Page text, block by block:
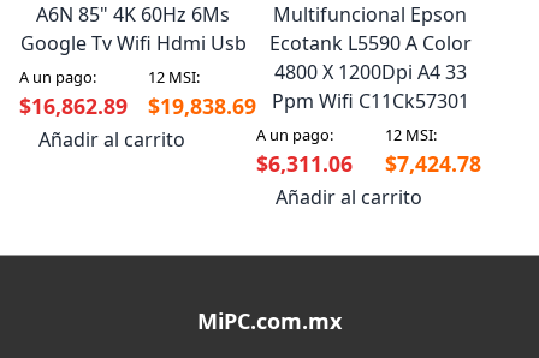
A6N 85" 4K 60Hz 6Ms
Google Tv Wifi Hdmi Usb
A un pago: 12 MSI:
$16,862.89 $19,838.69
Añadir al carrito
Multifuncional Epson
Ecotank L5590 A Color
4800 X 1200Dpi A4 33
Ppm Wifi C11Ck57301
A un pago: 12 MSI:
$6,311.06 $7,424.78
Añadir al carrito
MiPC.com.mx